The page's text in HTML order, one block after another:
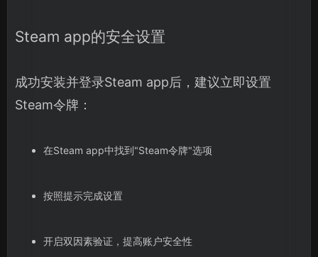
Steam app的安全设置
成功安装并登录Steam app后，建议立即设置
Steam令牌：
在Steam app中找到"Steam令牌"选项
按照提示完成设置
开启双因素验证，提高账户安全性